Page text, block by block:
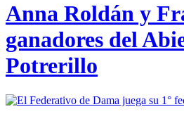
Anna Roldán y
ganadores del
Potrerillo